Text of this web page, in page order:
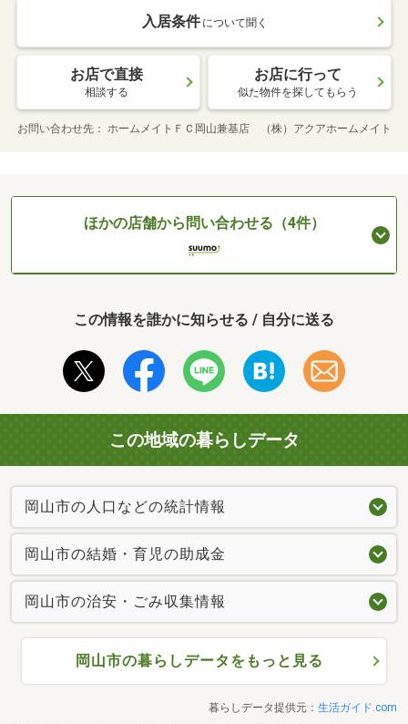
入居条件 について聞く
お店で直接
相談する
お店に行って
似た物件を探してもらう
お問い合わせ先 ホームメイトＦＣ岡山兼基店 （株）アクアホームメイト
ほかの店舗から問い合わせる（4件）
この情報を誰かに知らせる / 自分に送る
この地域の暮らしデータ
岡山市の人口などの統計情報
岡山市の結婚・育児の助成金
岡山市の治安・ごみ収集情報
岡山市の暮らしデータをもっと見る
暮らしデータ提供元： 生活ガイド.com